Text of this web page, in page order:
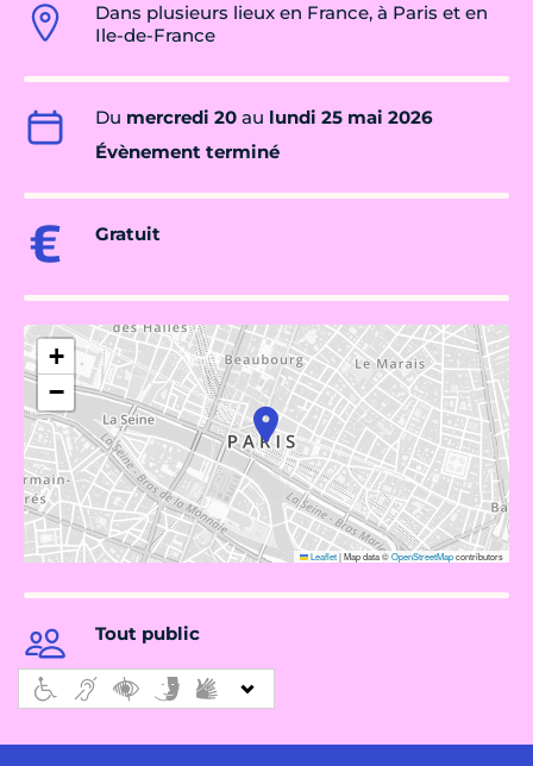
Dans plusieurs lieux en France, à Paris et en
Ile-de-France
Du mercredi 20 au lundi 25 mai 2026
Évènement terminé
Gratuit
+
−
Leaflet|Map data ©OpenStreetMapcontributors
Tout public